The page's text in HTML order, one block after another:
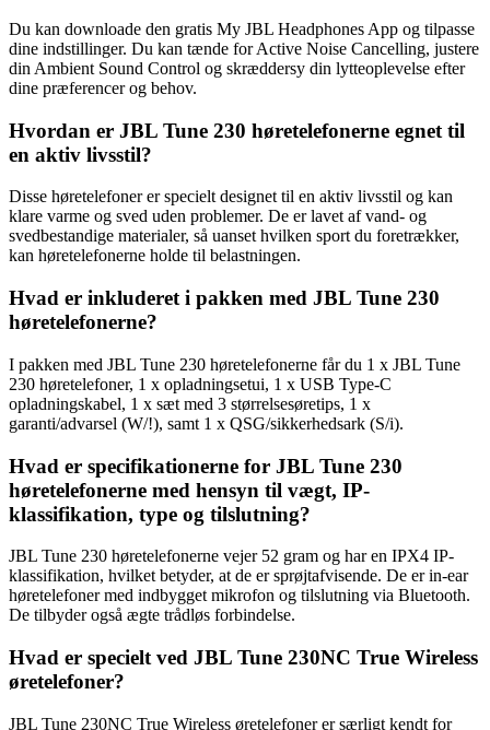
Du kan downloade den gratis My JBL Headphones App og tilpasse
dine indstillinger. Du kan tænde for Active Noise Cancelling, justere
din Ambient Sound Control og skræddersy din lytteoplevelse efter
dine præferencer og behov.
Hvordan er JBL Tune 230 høretelefonerne egnet til
en aktiv livsstil?
Disse høretelefoner er specielt designet til en aktiv livsstil og kan
klare varme og sved uden problemer. De er lavet af vand- og
svedbestandige materialer, så uanset hvilken sport du foretrækker,
kan høretelefonerne holde til belastningen.
Hvad er inkluderet i pakken med JBL Tune 230
høretelefonerne?
I pakken med JBL Tune 230 høretelefonerne får du 1 x JBL Tune
230 høretelefoner, 1 x opladningsetui, 1 x USB Type-C
opladningskabel, 1 x sæt med 3 størrelsesøretips, 1 x
garanti/advarsel (W/!), samt 1 x QSG/sikkerhedsark (S/i).
Hvad er specifikationerne for JBL Tune 230
høretelefonerne med hensyn til vægt, IP-
klassifikation, type og tilslutning?
JBL Tune 230 høretelefonerne vejer 52 gram og har en IPX4 IP-
klassifikation, hvilket betyder, at de er sprøjtafvisende. De er in-ear
høretelefoner med indbygget mikrofon og tilslutning via Bluetooth.
De tilbyder også ægte trådløs forbindelse.
Hvad er specielt ved JBL Tune 230NC True Wireless
øretelefoner?
JBL Tune 230NC True Wireless øretelefoner er særligt kendt for